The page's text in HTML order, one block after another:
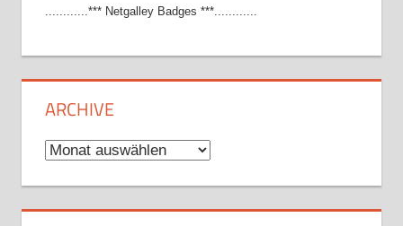
............*** Netgalley Badges ***............
ARCHIVE
Archive